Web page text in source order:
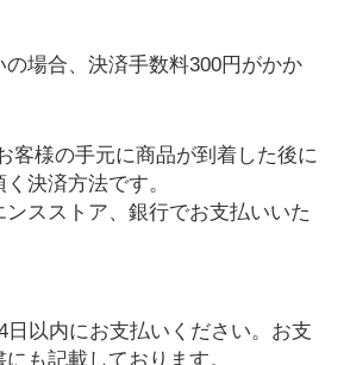
場合、決済手数料300円がかか
客様の手元に商品が到着した後に
決済方法です。
スストア、銀行でお支払いいた
日以内にお支払いください。お支
も記載しております。